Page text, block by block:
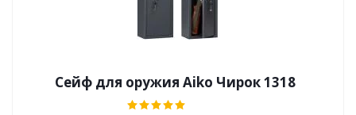
Сейф для оружия Aiko Чирок 1318